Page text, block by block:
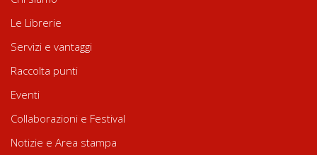
Le Librerie
Servizi e vantaggi
Raccolta punti
Eventi
Collaborazioni e Festival
Notizie e Area stampa